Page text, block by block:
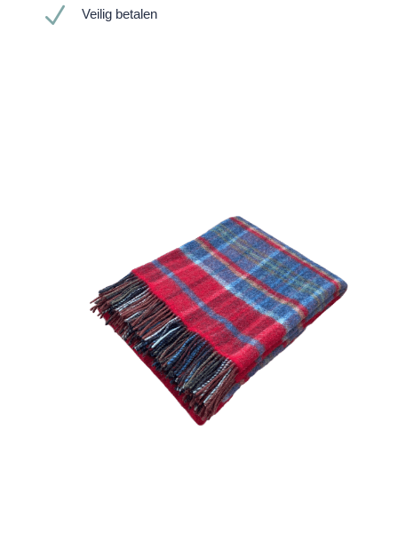
N Veilig betalen